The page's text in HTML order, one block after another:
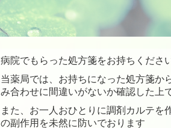
病院でもらった処方箋をお持ちください
当薬局では、お持ちになった処方箋か
み合わせに間違いがないか確認した上
また、お一人おひとりに調剤カルテを
の副作用を未然に防いでおります